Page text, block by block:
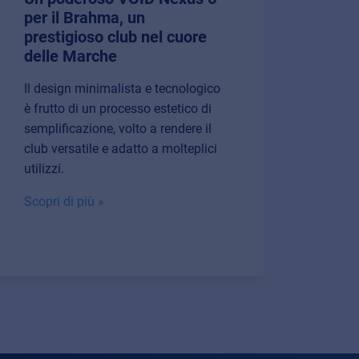
per il Brahma, un
prestigioso club nel cuore
delle Marche
Il design minimalista e tecnologico
è frutto di un processo estetico di
semplificazione, volto a rendere il
club versatile e adatto a molteplici
utilizzi.
Scopri di più »